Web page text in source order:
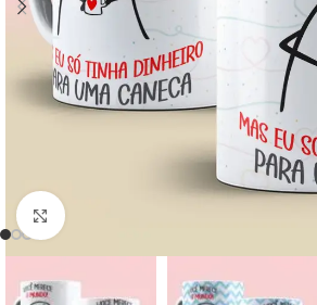
Click to enlarge